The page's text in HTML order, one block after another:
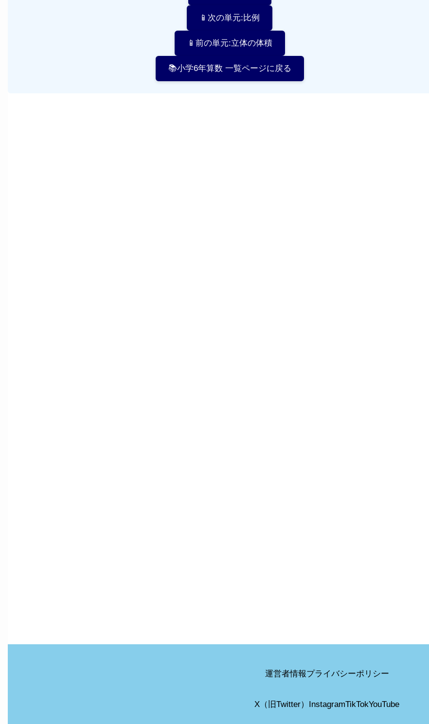
📱次の単元:比例
📱前の単元:立体の体積
📚小学6年算数 一覧ページに戻る
運営者情報プライバシーポリシー
X（旧Twitter） InstagramTikTokYouTube